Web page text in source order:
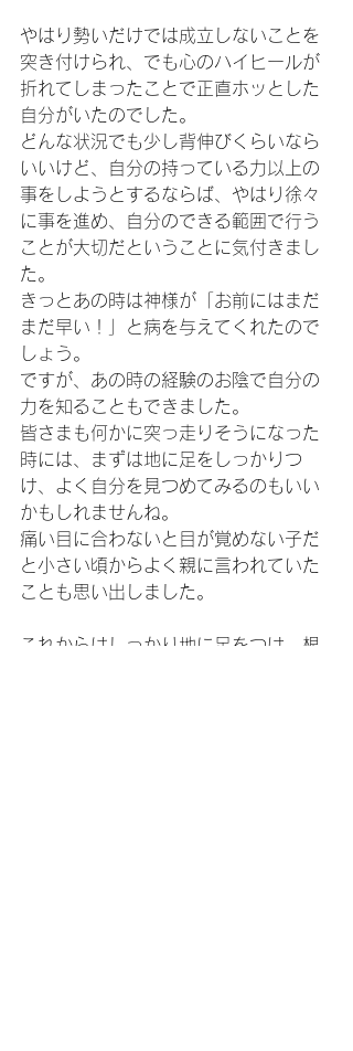
やはり勢いだけでは成立しないことを
突き付けられ、でも心のハイヒールが
折れてしまったことで正直ホッとした
自分がいたのでした。
どんな状況でも少し背伸びくらいなら
いいけど、自分の持っている力以上の
事をしようとするならば、やはり徐々
に事を進め、自分のできる範囲で行う
ことが大切だということに気付きまし
た。
きっとあの時は神様が「お前にはまだ
まだ早い！」と病を与えてくれたので
しょう。
ですが、あの時の経験のお陰で自分の
力を知ることもできました。
皆さまも何かに突っ走りそうになった
時には、まずは地に足をしっかりつ
け、よく自分を見つめてみるのもいい
かもしれませんね。
痛い目に合わないと目が覚めない子だ
と小さい頃からよく親に言われていた
ことも思い出しました。
これからはしっかり地に足をつけ、根